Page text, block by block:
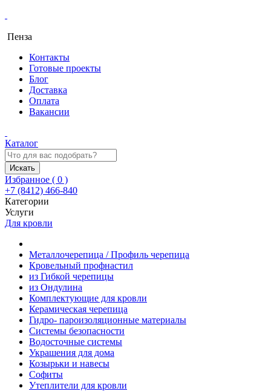
Пенза
Контакты
Готовые проекты
Блог
Доставка
Оплата
Вакансии
Каталог
Искать
Избранное ( 0 )
+7 (8412) 466-840
Категории
Услуги
Для кровли
Металлочерепица / Профиль черепица
Кровельный профнастил
из Гибкой черепицы
из Ондулина
Комплектующие для кровли
Керамическая черепица
Гидро- пароизоляционные материалы
Системы безопасности
Водосточные системы
Украшения для дома
Козырьки и навесы
Софиты
Утеплители для кровли